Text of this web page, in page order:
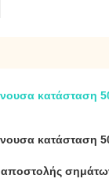
κατάσταση
κατάσταση
αποστολής